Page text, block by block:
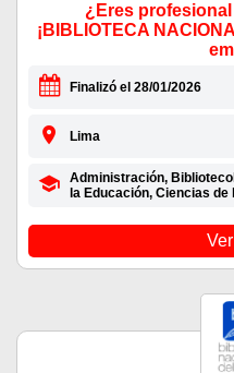
¿Eres
¡BIBLIOTECA
Finalizó el 28/01/2026
Lima
Administración,
la Educación, Ciencias